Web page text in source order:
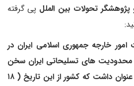
تحولات بین الملل پی گرفته
خارجه جمهوری اسلامی ایران در
محدودیت های تسلیحاتی ایران سخن
گفت و ذیل بیانیه مذکور عنوان داشت که کشور از این تاریخ ( ۱۸